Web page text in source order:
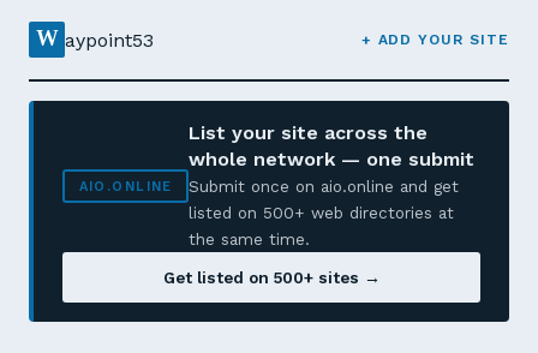
W aypoint53 + ADD YOUR SITE
AIO.ONLINE
List your site across the
whole network — one submit
Submit once on aio.online and get
listed on 500+ web directories at
the same time.
Get listed on 500+ sites →